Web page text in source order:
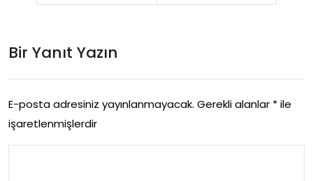
Ken
din
Paz
asi
Bir Yanıt Yazın
E-posta adresiniz yayınlanmayacak. Gerekli alanlar *ile
işaretlenmişlerdir